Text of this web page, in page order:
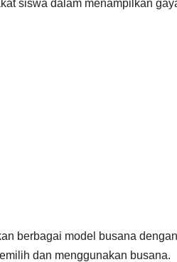
siswa dalam menampilkan
berbagai model busana
dan menggunakan busana.